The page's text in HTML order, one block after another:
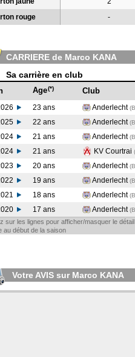
rouge -
CARRIERE de Marco KANA
Sa carrière en club
Age(*) Club
23 ans Anderlecht
22 ans Anderlecht
21 ans Anderlecht
21 ans KV Courtrai
20 ans Anderlecht
19 ans Anderlecht
18 ans Anderlecht
17 ans Anderlecht
sur les lignes pour afficher/masquer le
au début de la saison
Votre AVIS sur Marco KANA